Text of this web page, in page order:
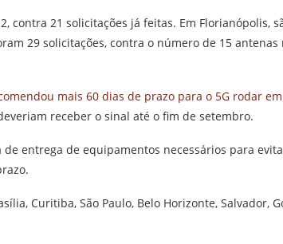
contra 21 solicitações já feitas. Em Florianópolis,
29 solicitações, contra o número de 15
mais 60 dias de prazo para o 5G rodar
receber o sinal até o fim de setembro.
de entrega de equipamentos necessários para
Curitiba, São Paulo, Belo Horizonte, Salvador,